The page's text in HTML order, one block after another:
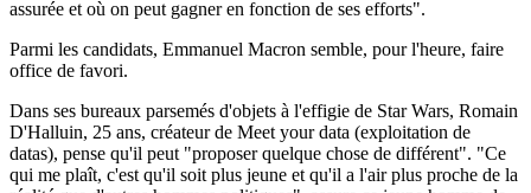
assurée et où on peut gagner en fonction de ses efforts".
Parmi les candidats, Emmanuel Macron semble, pour l'heure, faire
office de favori.
Dans ses bureaux parsemés d'objets à l'effigie de Star Wars, Romain
D'Halluin, 25 ans, créateur de Meet your data (exploitation de
datas), pense qu'il peut "proposer quelque chose de différent". "Ce
qui me plaît, c'est qu'il soit plus jeune et qu'il a l'air plus proche de la